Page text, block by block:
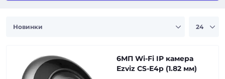
6МП Wi-Fi IP камера
Ezviz CS-E4p (1.82 мм)